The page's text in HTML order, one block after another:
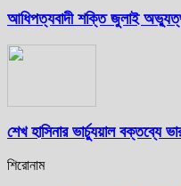
আধিপত্যবাদী শক্তি জুলাই
শেখ হাসিনার ভার্চ্যুয়াল বক্তব্যে
শিরোনাম